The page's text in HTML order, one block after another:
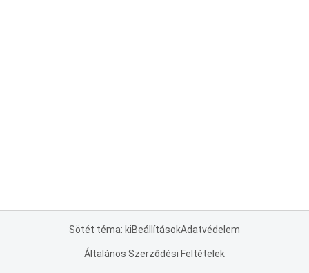
Sötét téma: kiBeállításokAdatvédelem
Általános Szerződési Feltételek